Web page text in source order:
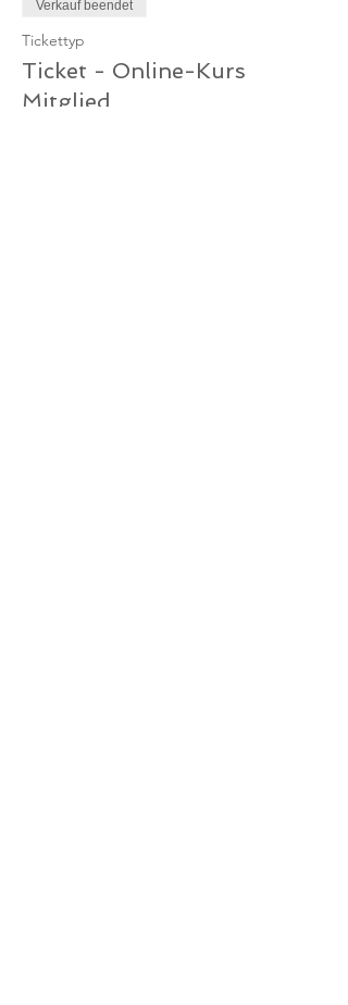
Verkauf beendet
Tickettyp
Ticket - Online-Kurs
Mitglied